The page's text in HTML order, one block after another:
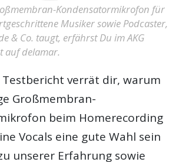
Kondensatormikrofon für
Musiker sowie Podcaster,
& Co. taugt, erfährst Du im AKG
auf delamar.
Testbericht verrät dir, warum
Großmembran-
beim Homerecording
Vocals eine gute Wahl sein
unserer Erfahrung sowie